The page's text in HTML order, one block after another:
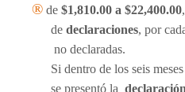
® de $1,810.00 a $22,400.00
de declaraciones, por
no declaradas.
Si dentro de los seis
se presentó la declaración